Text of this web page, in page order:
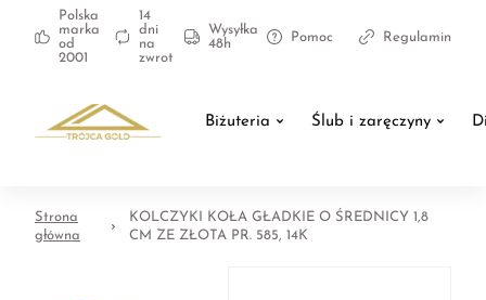
Polska
marka
od
2001
14
dni
na
zwrot
Wysyłka
48h
Pomoc Regulamin
Biżuteria Ślub i zaręczyny
Strona
główna
KOLCZYKI KOŁA GŁADKIE O ŚREDNICY 1,8
CM ZE ZŁOTA PR. 585, 14K